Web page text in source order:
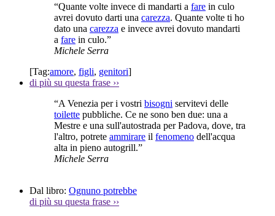
“Quante volte invece di mandarti a fare in culo
avrei dovuto darti una carezza. Quante volte ti ho
dato una carezza e invece avrei dovuto mandarti
a fare in culo.”
Michele Serra
[Tag:amore, figli, genitori]
di più su questa frase ››
“A Venezia per i vostri bisogni servitevi delle
toilette pubbliche. Ce ne sono ben due: una a
Mestre e una sull'autostrada per Padova, dove, tra
l'altro, potrete ammirare il fenomeno dell'acqua
alta in pieno autogrill.”
Michele Serra
Dal libro: Ognuno potrebbe
di più su questa frase ››